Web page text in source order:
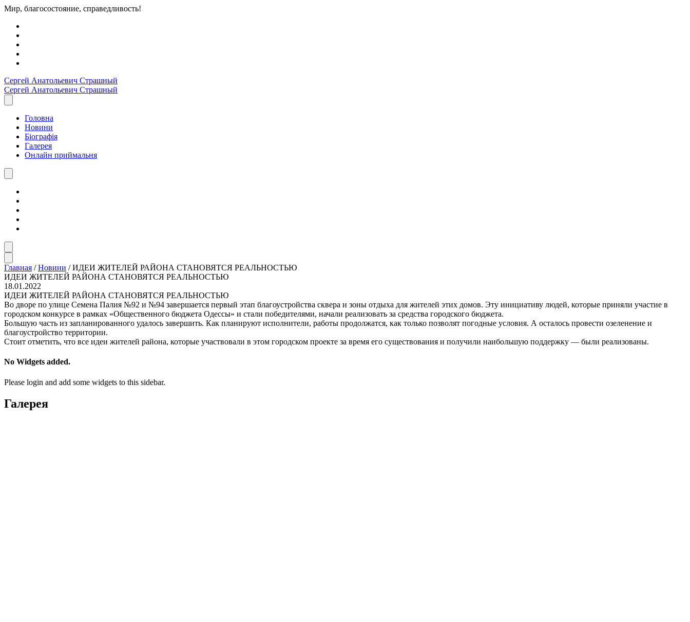
Мир, благосостояние, справедливость!
Сергей Анатольевич Страшный
Сергей Анатольевич Страшный
Головна
Новини
Біографія
Галерея
Онлайн приймальня
Главная / Новини / ИДЕИ ЖИТЕЛЕЙ РАЙОНА СТАНОВЯТСЯ РЕАЛЬНОСТЬЮ
ИДЕИ ЖИТЕЛЕЙ РАЙОНА СТАНОВЯТСЯ РЕАЛЬНОСТЬЮ
18.01.2022
ИДЕИ ЖИТЕЛЕЙ РАЙОНА СТАНОВЯТСЯ РЕАЛЬНОСТЬЮ
Во дворе по улице Семена Палия №92 и №94 завершается первый этап благоустройства сквера и зоны отдыха для жителей этих домов. Эту инициативу людей, которые приняли участие в
городском конкурсе в рамках «Общественного бюджета Одессы» и стали победителями, начали реализовать за средства городского бюджета.
Большую часть из запланированного удалось завершить. Как планируют исполнители, работы продолжатся, как только позволят погодные условия. А осталось провести озеленение и
благоустройство территории.
Стоит отметить, что все идеи жителей района, которые участвовали в этом городском проекте за время его существования и получили наибольшую поддержку — были реализованы.
No Widgets added.
Please login and add some widgets to this sidebar.
Галерея